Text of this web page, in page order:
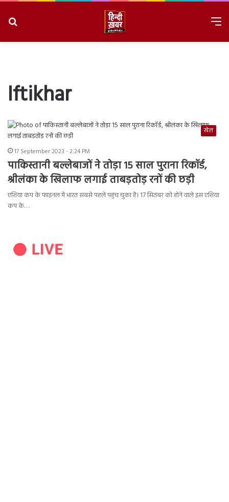
Iftikhar
खेल
17 September 2023 - 2:24 PM
पाकिस्तानी बल्लेबाजों ने तोड़ा 15 साल पुराना रिकॉर्ड,
श्रीलंका के खिलाफ लगाई ताबड़तोड़ रनों की छड़ी
एशिया कप के फाइनल में भारत सबसे पहले पहुंच चुका है। 17 सितंबर को होने वाले इस एशिया
कप के…